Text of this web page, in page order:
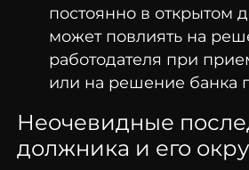
постоянно в открытом
может повлиять на
работодателя при
или на решение банка
Неочевидные
должника и его